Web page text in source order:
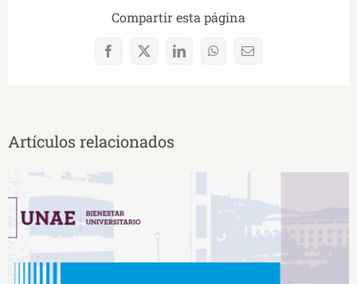
Compartir esta página
Facebook
X LinkedInWhatsAppCorreo
Artículos relacionados